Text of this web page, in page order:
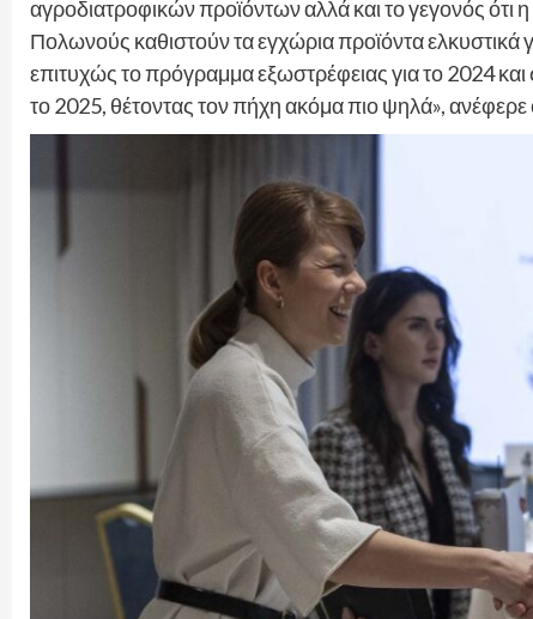
αγροδιατροφικών προϊόντων αλλά και το γεγονός ότι
Πολωνούς καθιστούν τα εγχώρια προϊόντα
επιτυχώς το πρόγραμμα εξωστρέφειας για το 2024 και
το 2025, θέτοντας τον πήχη ακόμα πιο ψηλά»,